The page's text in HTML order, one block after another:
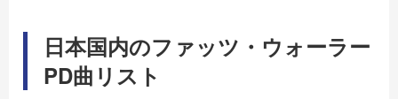
日本国内のファッツ・ウォーラー
PD曲リスト